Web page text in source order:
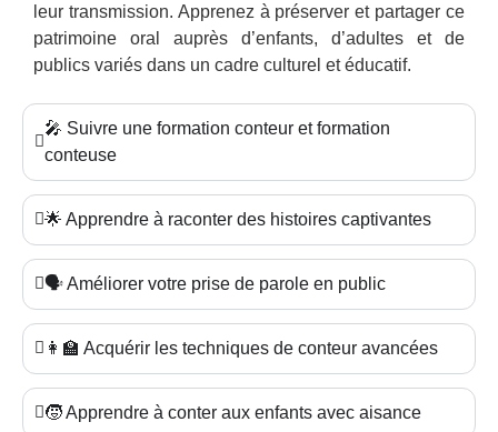
leur transmission. Apprenez à préserver et partager ce
patrimoine oral auprès d’enfants, d’adultes et de
publics variés dans un cadre culturel et éducatif.
🎤 Suivre une formation conteur et formation
conteuse
🌟 Apprendre à raconter des histoires captivantes
🗣️ Améliorer votre prise de parole en public
👩‍🏫 Acquérir les techniques de conteur avancées
🧒 Apprendre à conter aux enfants avec aisance